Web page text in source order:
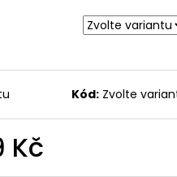
Kód: Zvolte
Kč
LAVENDER